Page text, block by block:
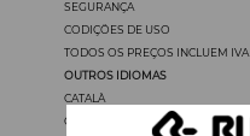
SEGURANÇA
CODIÇÖES DE USO
TODOS OS PREÇOS INCLUEM IVA
OUTROS IDIOMAS
CATALÀ
CASTELLANO